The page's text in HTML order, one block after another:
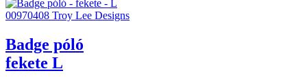
00970408 Troy Lee Designs
Badge póló
fekete L